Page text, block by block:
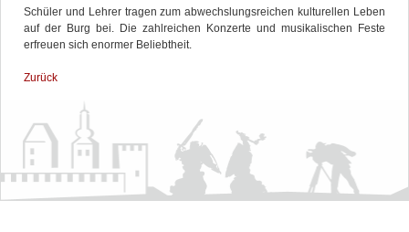
Schüler und Lehrer tragen zum abwechslungsreichen kulturellen Leben
auf der Burg bei. Die zahlreichen Konzerte und musikalischen Feste
erfreuen sich enormer Beliebtheit.
Zurück